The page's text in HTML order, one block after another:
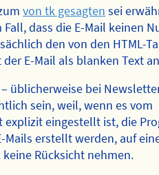
von tk gesagten sei
dass die E-Mail keinen
den von den HTML-
E-Mail als blanken Text
üblicherweise bei
sein, weil, wenn es vom
explizit eingestellt ist, die
Mails erstellt werden, auf
Rücksicht nehmen.